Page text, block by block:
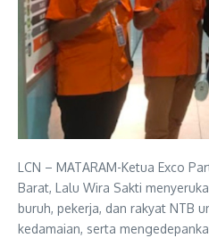
LCN – MATARAM-Ketua Exco
Barat, Lalu Wira Sakti
buruh, pekerja, dan rakyat NTB
kedamaian, serta